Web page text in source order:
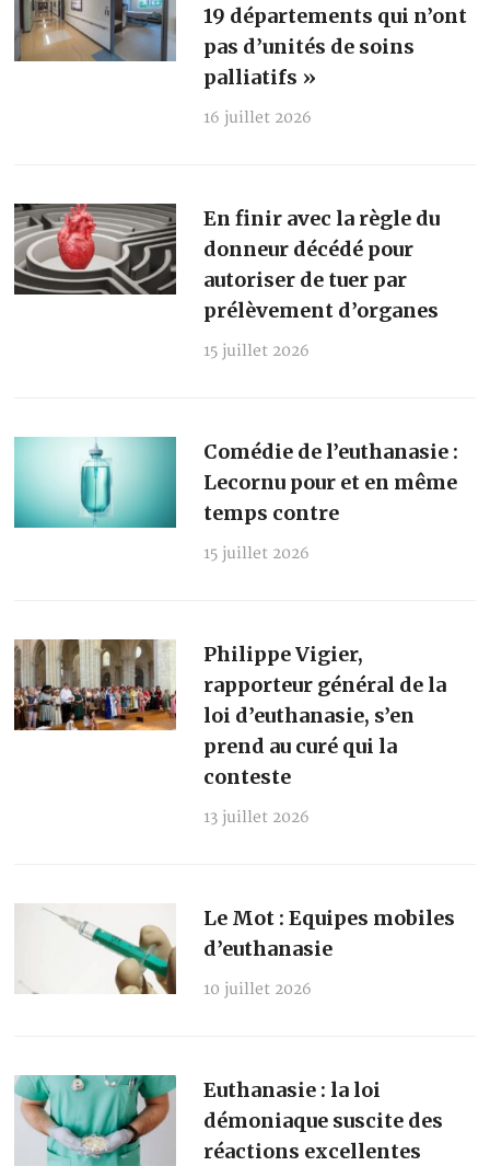
19 départements qui n’ont
pas d’unités de soins
palliatifs »
16 juillet 2026
En finir avec la règle du
donneur décédé pour
autoriser de tuer par
prélèvement d’organes
15 juillet 2026
Comédie de l’euthanasie :
Lecornu pour et en même
temps contre
15 juillet 2026
Philippe Vigier,
rapporteur général de la
loi d’euthanasie, s’en
prend au curé qui la
conteste
13 juillet 2026
Le Mot : Equipes mobiles
d’euthanasie
10 juillet 2026
Euthanasie : la loi
démoniaque suscite des
réactions excellentes